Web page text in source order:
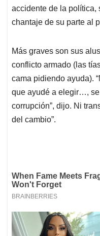
accidente de la política,
chantaje de su parte al
Más graves son sus
conflicto armado (las
cama pidiendo ayuda).
que ayudé a elegir…,
corrupción”, dijo. Ni
del cambio”.